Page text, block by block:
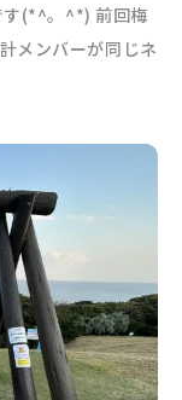
す(*^。^*) 前回梅
メンバーが同じネ